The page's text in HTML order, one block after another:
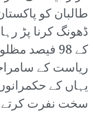
طالبان کو
ڈھونگ کرنا پڑ
کے 98 فیصد
ریاست کے
یہاں کے
سخت نفرت